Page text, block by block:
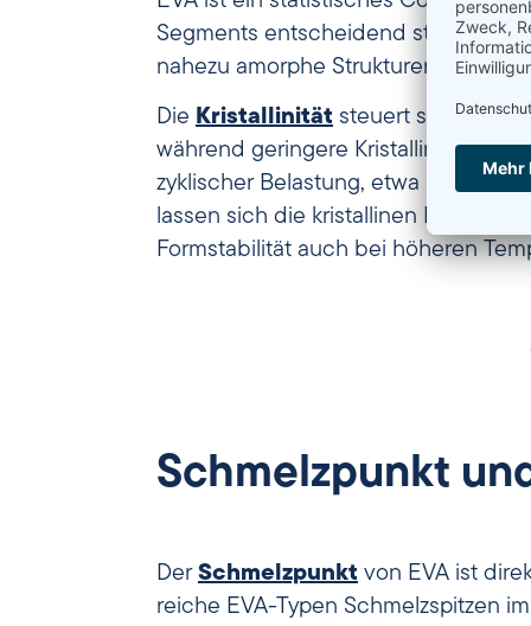
Segments entscheidend stört. Mit
nahezu amorphe Strukturen bei
Die Kristallinität steuert sowohl
während geringere Kristallinität zu
zyklischer Belastung, etwa in
lassen sich die kristallinen
Formstabilität auch bei höheren
Schmelzpunkt
Der Schmelzpunkt von EVA ist
reiche EVA-Typen Schmelzspitzen